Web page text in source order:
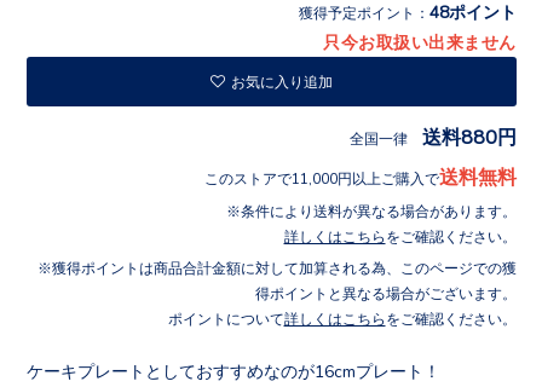
獲得予定ポイント： 48ポイント
只今お取扱い出来ません
お気に入り追加
全国一律 送料880円
このストアで11,000円以上ご購入で送料無料
条件により送料が異なる場合があります。
詳しくはこちら をご確認ください。
獲得ポイントは商品合計金額に対して加算される為、このページでの獲
得ポイントと異なる場合がございます。
ポイントについて詳しくはこちら をご確認ください。
ケーキプレートとしておすすめなのが16cmプレート！